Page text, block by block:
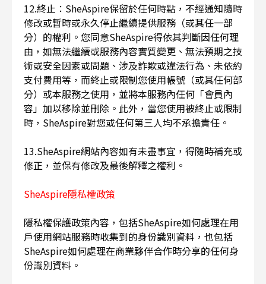
12.終止：SheAspire保留於任何時點，不經通知隨時
修改或暫時或永久停止繼續提供服務（或其任一部
分）的權利。您同意SheAspire得依其判斷因任何理
由，如無法繼續或服務內容實質變更、無法預期之技
術或安全因素或問題、涉及詐欺或違法行為、未依約
支付費用等，而終止或限制您使用帳號（或其任何部
分）或本服務之使用，並將本服務內任何「會員內
容」加以移除並刪除。此外，當您使用被終止或限制
時，SheAspire對您或任何第三人均不承擔責任。
13.SheAspire網站內容如有未盡事宜，得隨時補充或
修正，並保有修改及最後解釋之權利。
SheAspire隱私權政策
隱私權保護政策內容，包括SheAspire如何處理在用
戶使用網站服務時收集到的身份識別資料，也包括
SheAspire如何處理在商業夥伴合作時分享的任何身
份識別資料。